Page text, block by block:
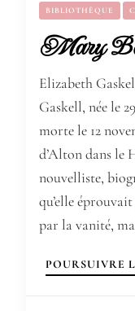
BIBLIOTHÈQUE
Mary
Elizabeth
Gaskell, née le
morte le 12
d’Alton dans le
nouvelliste,
qu’elle
par la vanité,
POURSUIVRE